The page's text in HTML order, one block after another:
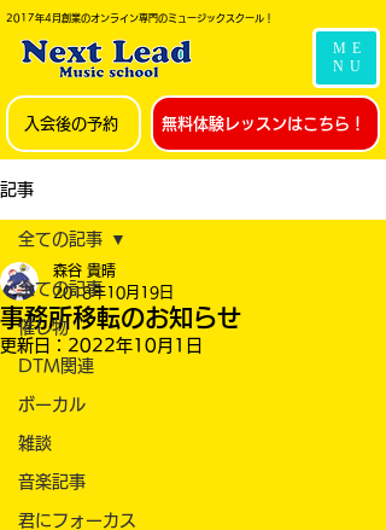
2017年4月創業のオンライン専門のミュージックスクール！
ME
NU
入会後の予約 無料体験レッスンはこちら！
記事
全ての記事
催し物
DTM関連
ボーカル
雑談
音楽記事
君にフォーカス
全ての記事
事務所移転のお知らせ
森谷 貴晴
2018年10月19日
更新日： 2022年10月1日